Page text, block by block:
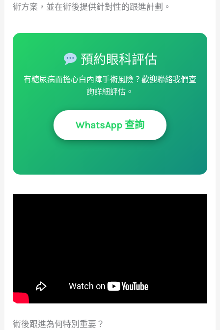
術方案，並在術後提供針對性的跟進計劃。
預約眼科評估
有糖尿病而擔心白內障手術風險？歡迎聯絡我們查
詢詳細評估。
WhatsApp 查詢
術後跟進為何特別重要？